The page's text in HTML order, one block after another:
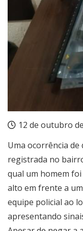
12 de outubro
Uma ocorrência
registrada no
qual um homem
alto em frente a
equipe policial ao
apresentando